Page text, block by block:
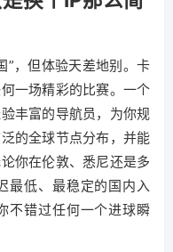
”，但体验天差地别。卡
一场精彩的比赛。一个
丰富的导航员，为你规
的全球节点分布，并能
你在伦敦、悉尼还是多
最低、最稳定的国内入
不错过任何一个进球瞬